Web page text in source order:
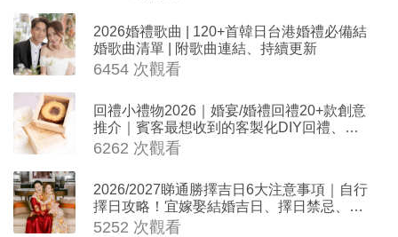
2026婚禮歌曲 | 120+首韓日台港婚禮必備結
婚歌曲清單 | 附歌曲連結、持續更新
6454 次觀看
回禮小禮物2026｜婚宴/婚禮回禮20+款創意
推介｜賓客最想收到的客製化DIY回禮、姊
妹禮物（持續更新）
6262 次觀看
2026/2027睇通勝擇吉日6大注意事項｜自行
擇日攻略！宜嫁娶結婚吉日、擇日禁忌、相
沖生肖一覽
5252 次觀看